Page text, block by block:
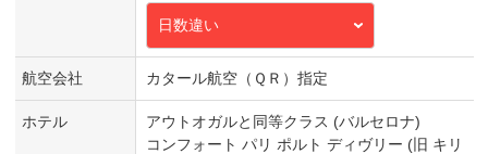
日数違い
航空会社 カタール航空（ＱＲ）指定
ホテル
アウトオガルと同等クラス (バルセロナ)
コンフォート パリ ポルト ディヴリー (旧 キリ